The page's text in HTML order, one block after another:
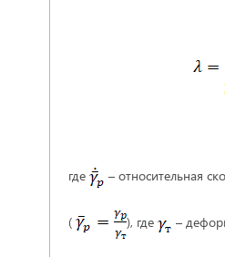
где – относительная
( ), где –